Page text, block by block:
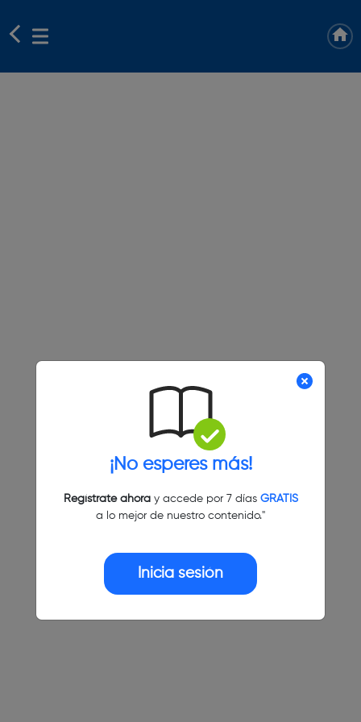
¡No esperes más!
Regístrate ahoray accede por 7 días GRATIS
a lo mejor de nuestro contenido."
Inicia sesión